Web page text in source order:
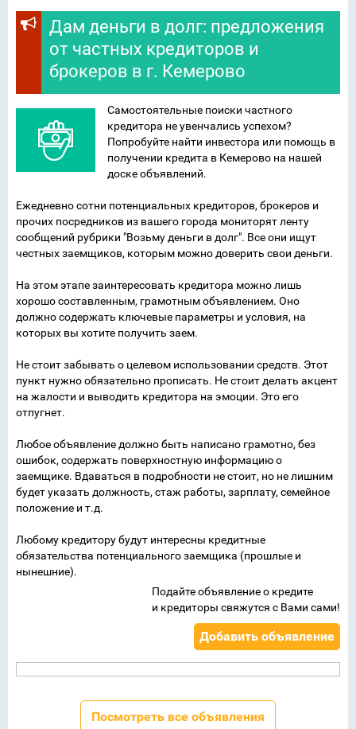
Дам деньги в долг: предложения
от частных кредиторов и
брокеров в г. Кемерово
Самостоятельные поиски частного
кредитора не увенчались успехом?
Попробуйте найти инвестора или помощь в
получении кредита в Кемерово на нашей
доске объявлений.
Ежедневно сотни потенциальных кредиторов, брокеров и
прочих посредников из вашего города мониторят ленту
сообщений рубрики "Возьму деньги в долг". Все они ищут
честных заемщиков, которым можно доверить свои деньги.
На этом этапе заинтересовать кредитора можно лишь
хорошо составленным, грамотным объявлением. Оно
должно содержать ключевые параметры и условия, на
которых вы хотите получить заем.
Не стоит забывать о целевом использовании средств. Этот
пункт нужно обязательно прописать. Не стоит делать акцент
на жалости и выводить кредитора на эмоции. Это его
отпугнет.
Любое объявление должно быть написано грамотно, без
ошибок, содержать поверхностную информацию о
заемщике. Вдаваться в подробности не стоит, но не лишним
будет указать должность, стаж работы, зарплату, семейное
положение и т.д.
Любому кредитору будут интересны кредитные
обязательства потенциального заемщика (прошлые и
нынешние).
Подайте объявление о кредите
и кредиторы свяжутся с Вами сами!
Добавить объявление
Посмотреть все объявления